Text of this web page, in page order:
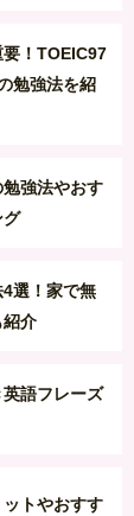
！TOEIC97
勉強法を紹
強法やおす
グ
選！家で無
介
語フレーズ
トやおすす